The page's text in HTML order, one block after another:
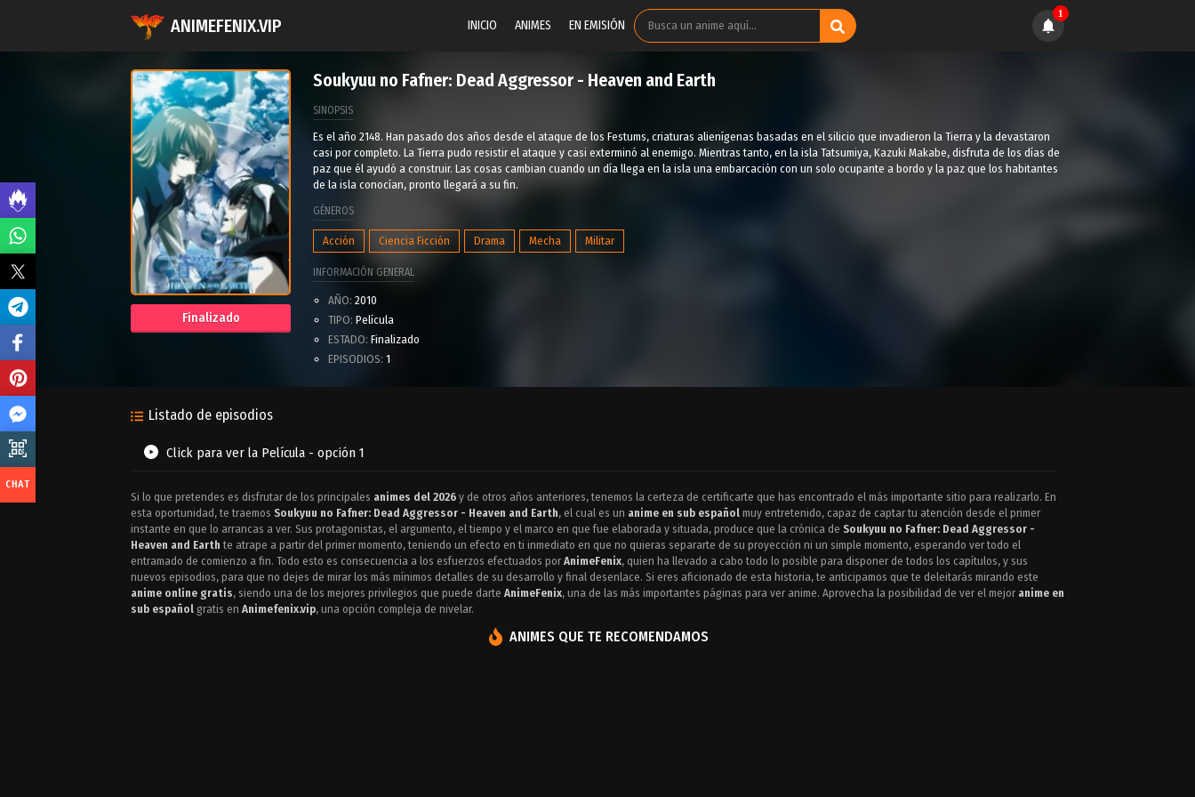
ANIMEFENIX.VIP INICIO ANIMES EN EMISIÓN
1
Finalizado
Soukyuu no Fafner: Dead Aggressor - Heaven and Earth
SINOPSIS
Es el año 2148. Han pasado dos años desde el ataque de los Festums, criaturas alienígenas basadas en el silicio que invadieron la Tierra y la devastaron
casi por completo. La Tierra pudo resistir el ataque y casi exterminó al enemigo. Mientras tanto, en la isla Tatsumiya, Kazuki Makabe, disfruta de los días de
paz que él ayudó a construir. Las cosas cambian cuando un día llega en la isla una embarcación con un solo ocupante a bordo y la paz que los habitantes
de la isla conocían, pronto llegará a su fin.
GÉNEROS
Acción Ciencia Ficción Drama Mecha Militar
INFORMACIÓN GENERAL
AÑO: 2010
TIPO: Película
ESTADO: Finalizado
EPISODIOS: 1
Listado de episodios
Click para ver la Película - opción 1
Si lo que pretendes es disfrutar de los principales animes del 2026 y de otros años anteriores, tenemos la certeza de certificarte que has encontrado el más importante sitio para realizarlo. En
esta oportunidad, te traemos Soukyuu no Fafner: Dead Aggressor - Heaven and Earth, el cual es un anime en sub español muy entretenido, capaz de captar tu atención desde el primer
instante en que lo arrancas a ver. Sus protagonistas, el argumento, el tiempo y el marco en que fue elaborada y situada, produce que la crónica de Soukyuu no Fafner: Dead Aggressor -
Heaven and Earth te atrape a partir del primer momento, teniendo un efecto en ti inmediato en que no quieras separarte de su proyección ni un simple momento, esperando ver todo el
entramado de comienzo a fin. Todo esto es consecuencia a los esfuerzos efectuados por AnimeFenix, quien ha llevado a cabo todo lo posible para disponer de todos los capítulos, y sus
nuevos episodios, para que no dejes de mirar los más mínimos detalles de su desarrollo y final desenlace. Si eres aficionado de esta historia, te anticipamos que te deleitarás mirando este
anime online gratis, siendo una de los mejores privilegios que puede darte AnimeFenix, una de las más importantes páginas para ver anime. Aprovecha la posibilidad de ver el mejor anime en
sub español gratis en Animefenix.vip, una opción compleja de nivelar.
ANIMES QUE TE RECOMENDAMOS